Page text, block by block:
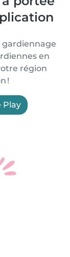
gardiennage
en
région
!
Play